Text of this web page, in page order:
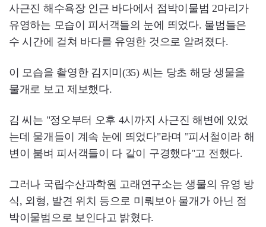
사근진 해수욕장 인근 바다에서 점박이물범 2마리가
유영하는 모습이 피서객들의 눈에 띄었다. 물범들은
수 시간에 걸쳐 바다를 유영한 것으로 알려졌다.
이 모습을 촬영한 김지미(35) 씨는 당초 해당 생물을
물개로 보고 제보했다.
김 씨는 "정오부터 오후 4시까지 사근진 해변에 있었
는데 물개들이 계속 눈에 띄었다"라며 "피서철이라 해
변이 붐벼 피서객들이 다 같이 구경했다"고 전했다.
그러나 국립수산과학원 고래연구소는 생물의 유영 방
식, 외형, 발견 위치 등으로 미뤄보아 물개가 아닌 점
박이물범으로 보인다고 밝혔다.